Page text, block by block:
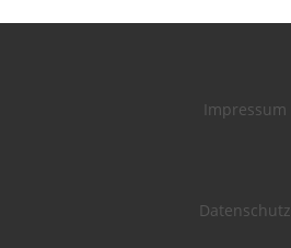
Impressum
Datenschutz